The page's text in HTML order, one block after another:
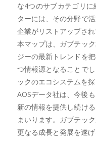
な4つのサブカテゴリ
ターには、その分野で
企業がリストアップされ
本マップは、ガブテッ
ジーの最新トレンドを
つ情報源となることで
ックのエコシステムを
AOSデータ社は、今後
新の情報を提供し続け
まいります。ガブテッ
更なる成長と発展を遂げ